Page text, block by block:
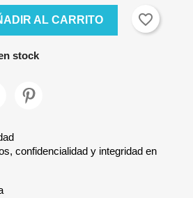
AL CARRITO favorite_border
stock
confidencialidad y integridad en